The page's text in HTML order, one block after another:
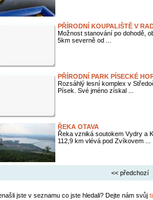
PŘÍRODNÍ KOUPALIŠTĚ V
Možnost stanování po dohodě,
5km severně od ...
PŘÍRODNÍ PARK PÍSECKÉ
Rozsáhlý lesní komplex v
Písek. Své jméno získal ...
ŘEKA OTAVA
Řeka vzniká soutokem Vydry a
112,9 km vlévá pod Zvíkovem ...
<< předchozí
jste v seznamu co jste hledali? Dejte nám svůj